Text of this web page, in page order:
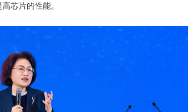
芯片的性能。